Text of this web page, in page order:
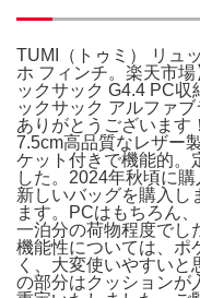
TUMI（トゥミ） リュ
ホ フィンチ。楽天市
ックサック G4.4 PC収
ックサック アルファ
ありがとうございます
7.5cm高品質なレザー
ケット付きで機能的。
した。2024年秋頃に
新しいバッグを購入し
ます。PCはもちろん
一泊分の荷物程度でし
機能性については、ポ
く、大変使いやすい
の部分はクッションが